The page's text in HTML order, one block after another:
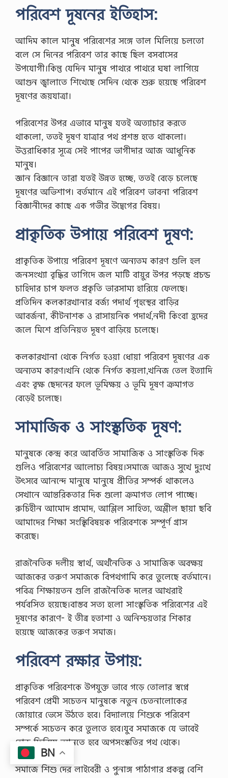
পরিবেশ দূষনের ইতিহাস:
আদিম কালে মানুষ পরিবেশের সঙ্গে তাল মিলিয়ে চলতো
বলে সে দিনের পরিবেশ তার কাছে ছিল বসবাসের
উপযোগী।কিন্তু যেদিন মানুষ পাথরে পাথরে ঘষা লাগিয়ে
আগুন জ্বালাতে শিখেছে সেদিন থেকে শুরু হয়েছে পরিবেশ
দূষণের জয়যাত্রা।
পরিবেশের উপর এভাবে মানুষ যতই অত্যাচার করতে
থাকলো, ততই দূষণ যাত্রার পথ প্রশস্ত হতে থাকলো।
উত্তরাধিকার সূত্রে সেই পাপের ভাগীদার আজ আধুনিক
মানুষ।
জ্ঞান বিজ্ঞানে তারা যতই উন্নত হচ্ছে, ততই বেড়ে চলেছে
দূষণের অভিশাপ। বর্তমানে এই পরিবেশ ভাবনা পরিবেশ
বিজ্ঞানীদের কাছে এক গভীর উদ্বেগের বিষয়।
প্রাকৃতিক উপায়ে পরিবেশ দূষণ:
প্রাকৃতিক উপায়ে পরিবেশ দূষণে অন্যতম কারণ গুলি হল
জনসংখ্যা বৃদ্ধির তাগিদে জল মাটি বায়ুর উপর পড়ছে প্রচন্ড
চাহিদার চাপ ফলত প্রকৃতি ভারসাম্য হারিয়ে ফেলছে।
প্রতিদিন কলকারখানার বর্জ্য পদার্থ গৃহস্থের বাড়ির
আবর্জনা, কীটনাশক ও রাসায়নিক পদার্থ,নদী কিংবা হ্রদের
জলে মিশে প্রতিনিয়ত দূষণ বাড়িয়ে চলেছে।
কলকারখানা থেকে নির্গত হওয়া ধোয়া পরিবেশ দূষণের এক
অন্যতম কারণ।খনি থেকে নির্গত কয়লা,খনিজ তেল ইত্যাদি
এবং বৃক্ষ ছেদনের ফলে ভূমিক্ষয় ও ভূমি দূষণ ক্রমাগত
বেড়েই চলেছে।
সামাজিক ও সাংস্কৃতিক দূষণ:
মানুষকে কেন্দ্র করে আবর্তিত সামাজিক ও সাংস্কৃতিক দিক
গুলিও পরিবেশের আলোচ্য বিষয়।সমাজে আজও সুখে দুঃখে
উৎসবে আনন্দে মানুষে মানুষে প্রীতির সম্পর্ক থাকলেও
সেখানে আন্তরিকতার দিক গুলো ক্রমাগত লোপ পাচ্ছে।
রুচিহীন আমোদ প্রমোদ, আশ্লিল সাহিত্য, অশ্লীল ছায়া ছবি
আমাদের শিক্ষা সংস্কৃিবিষয়ক পরিবেশকে সম্পূর্ণ গ্রাস
করেছে।
রাজনৈতিক দলীয় স্বার্থ, অর্থনৈতিক ও সামাজিক অবক্ষয়
আজকের তরুণ সমাজকে বিপথগামি করে তুলেছে বর্তমানে।
পবিত্র শিক্ষায়তন গুলি রাজনৈতিক দলের আখরাই
পর্যবসিত হয়েছে।বাস্তব সত্য হলো সাংস্কৃতিক পরিবেশের এই
দূষণের কারণে- ই তীব্র হতাশা ও অনিশ্চয়তার শিকার
হয়েছে আজকের তরুণ সমাজ।
পরিবেশ রক্ষার উপায়:
প্রাকৃতিক পরিবেশকে উপযুক্ত ভাবে গড়ে তোলার স্বপ্নে
পরিবেশ প্রেমী সচেতন মানুষকে নতুন চেতনালোকের
জোয়ারে ভেসে উঠতে হবে। বিদ্যালয়ে শিশুকে পরিবেশ
সম্পর্কে সচেতন করে তুলতে হবে।যুব সমাজকে যে ভাবেই
হোক ফিরিয়ে আনতে হবে অপসংস্কতির পথ থেকে।
সমাজে শিশু দের লাইবেরী ও পুনাঙ্গ পাঠাগার প্রকল্প বেশি
BN